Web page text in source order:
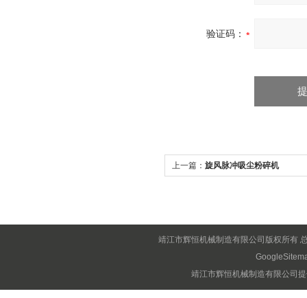
验证码：
上一篇： 旋风脉冲吸尘粉碎机
靖江市辉恒机械制造有限公司版权所有
靖江市辉恒机械制造有限公司